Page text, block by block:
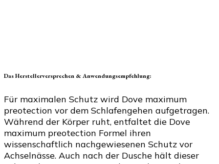
Das Herstellerversprechen & Anwendungsempfehlung:
Für maximalen Schutz wird Dove maximum
preotection vor dem Schlafengehen aufgetragen.
Während der Körper ruht, entfaltet die Dove
maximum preotection Formel ihren
wissenschaftlich nachgewiesenen Schutz vor
Achselnässe. Auch nach der Dusche hält dieser